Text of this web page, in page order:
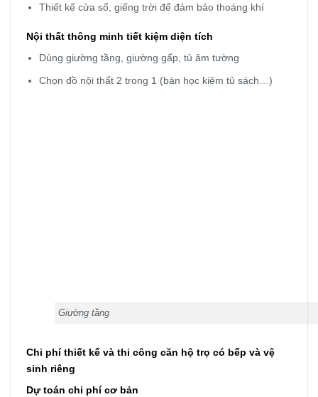
Thiết kế cửa sổ, giếng trời để đảm bảo thoáng khí
Nội thất thông minh tiết kiệm diện tích
Dùng giường tầng, giường gấp, tủ âm tường
Chọn đồ nội thất 2 trong 1 (bàn học kiêm tủ sách…)
Giường tầng
Chi phí thiết kế và thi công căn hộ trọ có bếp và vệ
sinh riêng
Dự toán chi phí cơ bản